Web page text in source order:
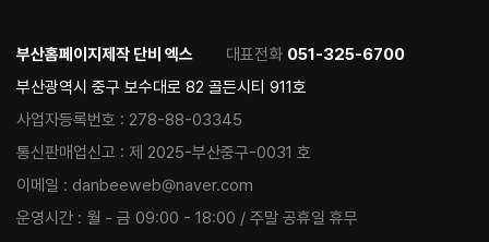
부산홈페이지제작 단비 엑스 대표전화 051-325-6700
부산광역시 중구 보수대로 82 골든시티 911호
사업자등록번호 : 278-88-03345
통신판매업신고 : 제 2025-부산중구-0031 호
이메일 : danbeeweb@naver.com
운영시간 : 월 - 금 09:00 - 18:00 / 주말 공휴일 휴무